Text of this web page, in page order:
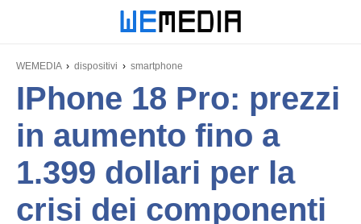
WEMEDIA dispositivi smartphone
IPhone 18 Pro: prezzi
in aumento fino a
1.399 dollari per la
crisi dei componenti